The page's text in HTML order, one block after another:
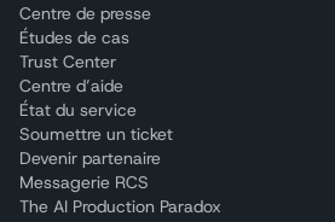
Centre de presse
Études de cas
Trust Center
Centre d’aide
État du service
Soumettre un ticket
Devenir partenaire
Messagerie RCS
The AI Production Paradox